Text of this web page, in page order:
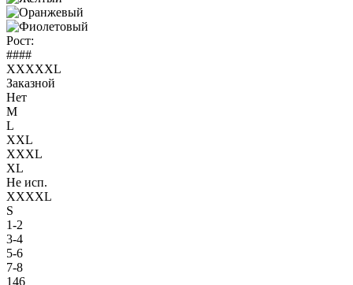
Рост:
####
XXXXXL
Заказной
Нет
M
L
XXL
XXXL
XL
Не исп.
XXXXL
S
1-2
3-4
5-6
7-8
146